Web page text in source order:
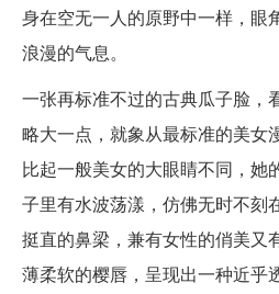
身在空无一人的原野中一样，眼
浪漫的气息。
一张再标准不过的古典瓜子脸，
略大一点，就象从最标准的美女
比起一般美女的大眼睛不同，她
子里有水波荡漾，仿佛无时不刻
挺直的鼻梁，兼有女性的俏美又
薄柔软的樱唇，呈现出一种近乎